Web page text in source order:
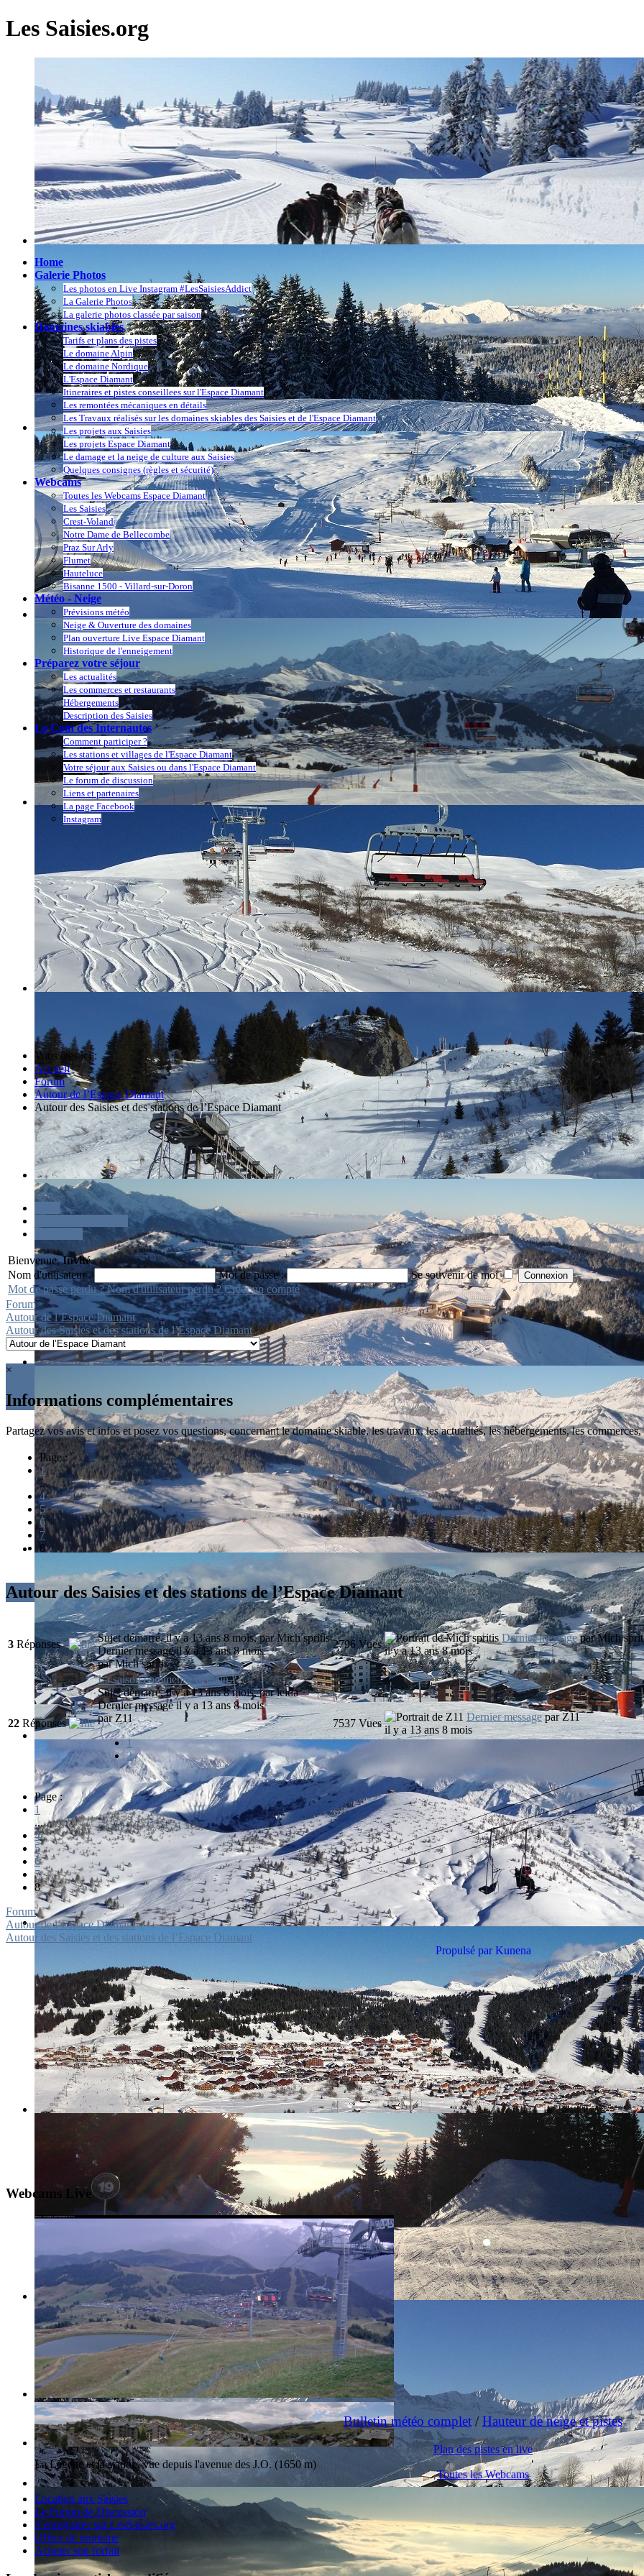
Les Saisies.org
Home
Galerie Photos
Les photos en Live Instagram #LesSaisiesAddict
La Galerie Photos
La galerie photos classée par saison
Domaines skiables
Tarifs et plans des pistes
Le domaine Alpin
Le domaine Nordique
L'Espace Diamant
Itineraires et pistes conseillees sur l'Espace Diamant
Les remontées mécaniques en détails
Les Travaux réalisés sur les domaines skiables des Saisies et de l'Espace Diamant
Les projets aux Saisies
Les projets Espace Diamant
Le damage et la neige de culture aux Saisies
Quelques consignes (règles et sécurité)
Webcams
Toutes les Webcams Espace Diamant
Les Saisies
Crest-Voland
Notre Dame de Bellecombe
Praz Sur Arly
Flumet
Hauteluce
Bisanne 1500 - Villard-sur-Doron
Météo - Neige
Prévisions météo
Neige & Ouverture des domaines
Plan ouverture Live Espace Diamant
Historique de l'enneigement
Préparez votre séjour
Les actualités
Les commerces et restaurants
Hébergements
Description des Saisies
Le Coin des Internautes
Comment participer ?
Les stations et villages de l'Espace Diamant
Votre séjour aux Saisies ou dans l'Espace Diamant
Le forum de discussion
Liens et partenaires
La page Facebook
Instagram
Vous êtes ici :
Accueil
Forum
Autour de l’Espace Diamant
Autour des Saisies et des stations de l’Espace Diamant
Bienvenue,Invité
Nom d'utilisateur :
Mot de passe :
Se souvenir de moi
Mot de passe perdu ? Nom d'utilisateur perdu ? Créer un compte
Forum
Autour de l’Espace Diamant
Autour des Saisies et des stations de l’Espace Diamant
×
Informations complémentaires
Partagez vos avis et infos et posez vos questions, concernant le domaine skiable, les travaux, les actualités, les hébergements, les
Page :
1
...
4
5
6
7
8
Autour des Saisies et des stations de l’Espace Diamant
3 Réponses
Forfaits
Sujet démarré, il y a 13 ans 8 mois, parMich spritis
Dernier message il y a 13 ans 8 mois
parMich spritis
2796 Vues
Dernier messageparMich
il y a 13 ans 8 mois
22 Réponses
La saison commence demain ?
Sujet démarré, il y a 13 ans 8 mois, parleida
Dernier message il y a 13 ans 8 mois
parZ11
1
2
7537 Vues
Dernier messageparZ11
il y a 13 ans 8 mois
Page :
1
...
4
5
6
7
8
Forum
Autour de l’Espace Diamant
Autour des Saisies et des stations de l’Espace Diamant
Propulsé parKunena
Webcams Live
La station des Saisies et le Mont-Blanc
La Légette et la station, vue depuis l'avenue des J.O. (1650 m)
Bulletin météo complet / Hauteur de neige et pistes
Plan des pistes en live
Toutes les Webcams
Location aux Saisies
Le Forum de Discussion
S'enregistrer sur LesSaisies.org
Office de tourisme
Acheter son forfait